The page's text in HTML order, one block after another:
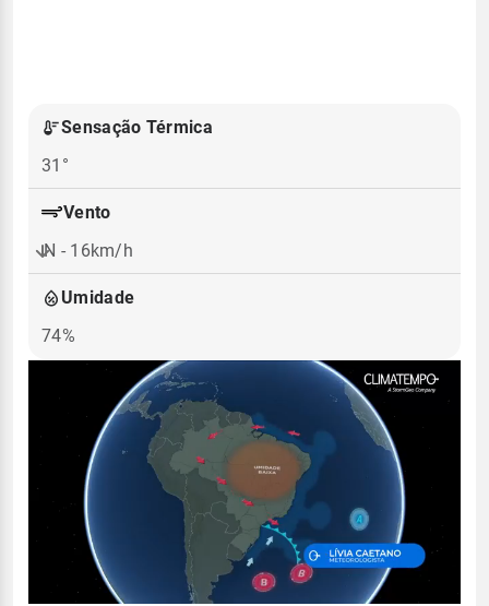
Sensação Térmica
31°
Vento
N - 16km/h
Umidade
74%